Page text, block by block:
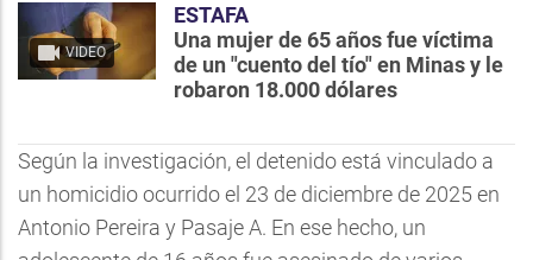
VIDEO
ESTAFA
Una mujer de 65 años fue víctima
de un "cuento del tío" en Minas y le
robaron 18.000 dólares
Según la investigación, el detenido está vinculado a
un homicidio ocurrido el 23 de diciembre de 2025 en
Antonio Pereira y Pasaje A. En ese hecho, un